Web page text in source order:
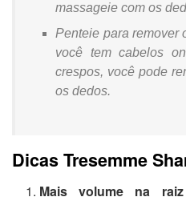
massageie com os
Penteie para remover
você tem cabelos
crespos, você pode
os dedos.
Dicas Tresemme
Mais volume na raiz